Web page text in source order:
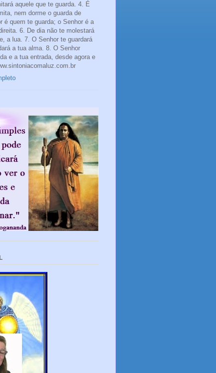
aquele que te guarda. 4. É
nem dorme o guarda de
é quem te guarda; o Senhor é a
6. De dia não te molestará
a lua. 7. O Senhor te guardará
a tua alma. 8. O Senhor
e a tua entrada, desde agora e